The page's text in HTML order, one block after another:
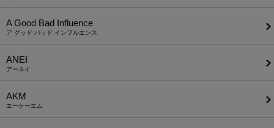
A Good Bad Influence
ア グッド バッド インフルエンス
ANEI
アーネイ
AKM
エーケーエム